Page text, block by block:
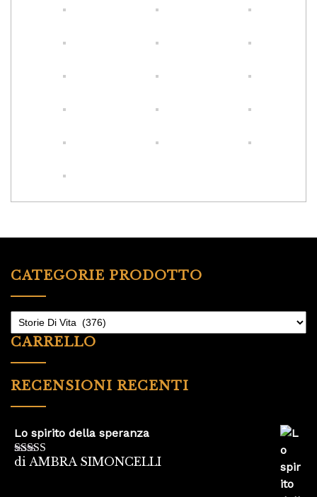
CATEGORIE PRODOTTO
CARRELLO
RECENSIONI RECENTI
Lo spirito della speranza
Valutato5su
di AMBRA SIMONCELLI